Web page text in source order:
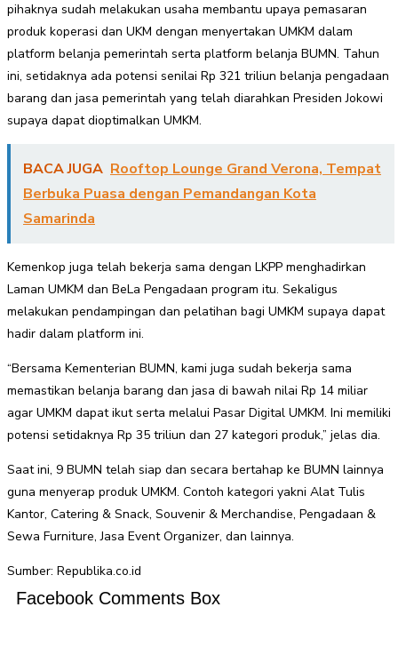
pihaknya sudah melakukan usaha membantu upaya pemasaran
produk koperasi dan UKM dengan menyertakan UMKM dalam
platform belanja pemerintah serta platform belanja BUMN. Tahun
ini, setidaknya ada potensi senilai Rp 321 triliun belanja pengadaan
barang dan jasa pemerintah yang telah diarahkan Presiden Jokowi
supaya dapat dioptimalkan UMKM.
BACA JUGA Rooftop Lounge Grand Verona, Tempat
Berbuka Puasa dengan Pemandangan Kota
Samarinda
Kemenkop juga telah bekerja sama dengan LKPP menghadirkan
Laman UMKM dan BeLa Pengadaan program itu. Sekaligus
melakukan pendampingan dan pelatihan bagi UMKM supaya dapat
hadir dalam platform ini.
“Bersama Kementerian BUMN, kami juga sudah bekerja sama
memastikan belanja barang dan jasa di bawah nilai Rp 14 miliar
agar UMKM dapat ikut serta melalui Pasar Digital UMKM. Ini memiliki
potensi setidaknya Rp 35 triliun dan 27 kategori produk,” jelas dia.
Saat ini, 9 BUMN telah siap dan secara bertahap ke BUMN lainnya
guna menyerap produk UMKM. Contoh kategori yakni Alat Tulis
Kantor, Catering & Snack, Souvenir & Merchandise, Pengadaan &
Sewa Furniture, Jasa Event Organizer, dan lainnya.
Sumber: Republika.co.id
Facebook Comments Box